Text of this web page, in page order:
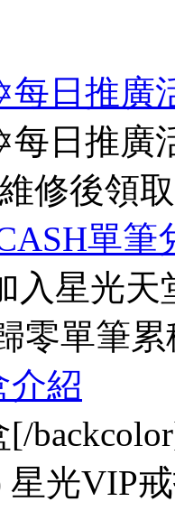
日推廣
日推廣
修後領
單筆
入星光天
零單筆
介紹
光VIP